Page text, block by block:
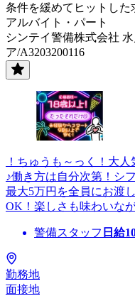
条件を緩めてヒットし
アルバイト・パート
シンテイ警備株式会社
ア/A3203200116
！ちゅうも～っく！大
♪働き方は自分次第！シ
最大5万円を全員にお渡
OK！楽しさも味わいな
警備スタッフ 日給
勤務地
面接地